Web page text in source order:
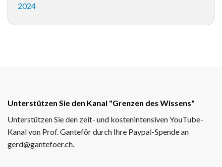
2024
Unterstützen Sie den Kanal "Grenzen des Wissens"
Unterstützen Sie den zeit- und kostenintensiven YouTube-
Kanal von Prof. Ganteför durch Ihre Paypal-Spende an
gerd@gantefoer.ch.